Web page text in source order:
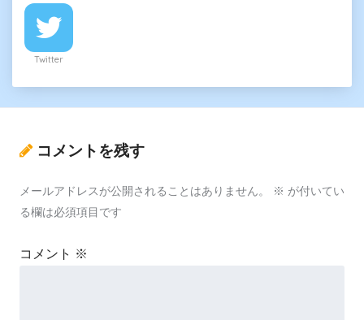
Twitter
コメントを残す
メールアドレスが公開されることはありません。 ※ が付いてい
る欄は必須項目です
コメント ※